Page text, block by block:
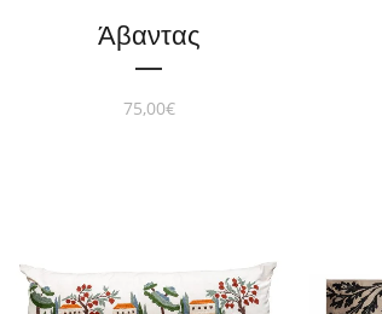
Άβαντας
75,00€